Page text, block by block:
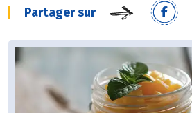
Partager sur